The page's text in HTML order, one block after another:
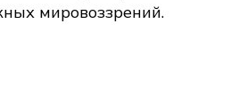
мировоззрений.